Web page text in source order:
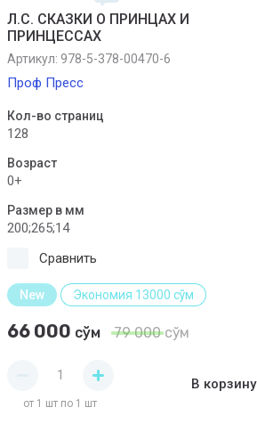
Л.С. СКАЗКИ О ПРИНЦАХ И
ПРИНЦЕССАХ
Артикул: 978-5-378-00470-6
Проф Пресс
Кол-во страниц
128
Возраст
0+
Размер в мм
200;265;14
Сравнить
New Экономия 13000 сўм
66 000 сўм 79 000сўм
от 1 шт по 1 шт
В корзину